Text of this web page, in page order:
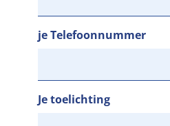
je Telefoonnummer
Je toelichting